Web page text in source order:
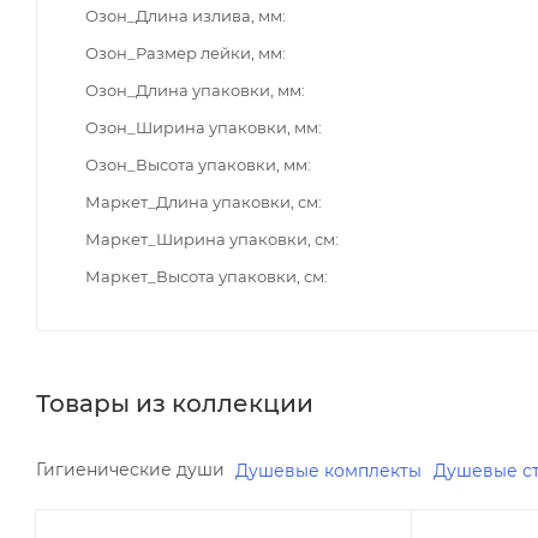
Озон_Длина излива, мм
Озон_Размер лейки, мм
Озон_Длина упаковки, мм
Озон_Ширина упаковки, мм
Озон_Высота упаковки, мм
Маркет_Длина упаковки, см
Маркет_Ширина упаковки, см
Маркет_Высота упаковки, см
Товары из коллекции
Гигиенические души Душевые комплекты Душевые